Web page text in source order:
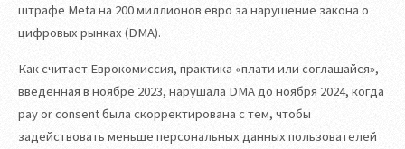
штрафе Meta на 200 миллионов евро за нарушение закона о
цифровых рынках (DMA).
Как считает Еврокомиссия, практика «плати или соглашайся»,
введённая в ноябре 2023, нарушала DMA до ноября 2024, когда
pay or consent была скорректирована с тем, чтобы
задействовать меньше персональных данных пользователей